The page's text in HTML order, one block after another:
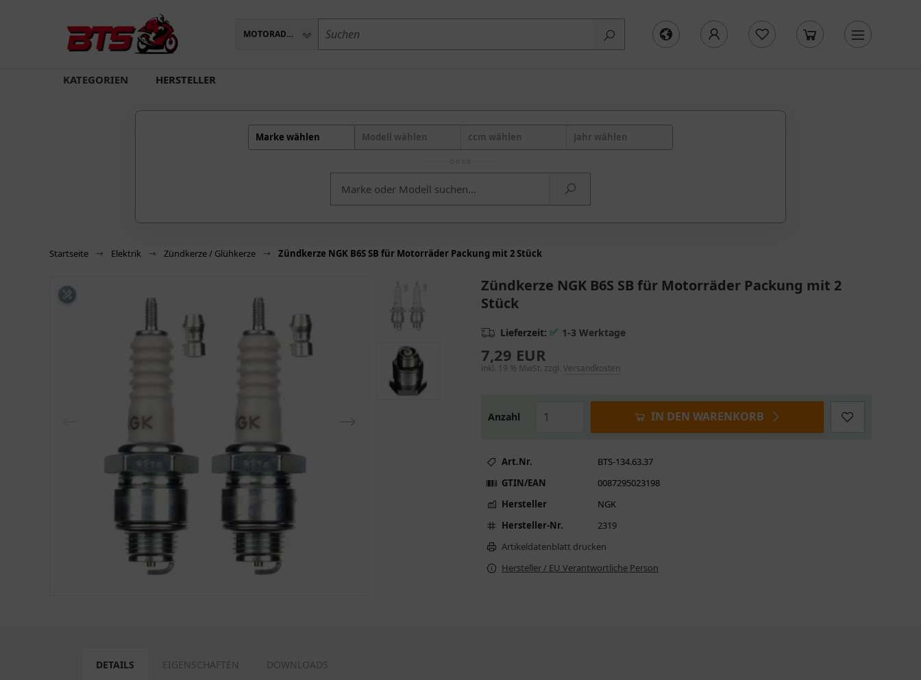
MOTORADTEILE
KATEGORIEN HERSTELLER
Marke wählen Modell wählen ccm wählen Jahr wählen
Startseite Elektrik Zündkerze / Glühkerze Zündkerze NGK B6S SB für Motorräder Packung mit 2 Stück
Zündkerze NGK B6S SB für Motorräder Packung mit 2
Stück
Lieferzeit: ✅ 1-3 Werktage
7,29 EUR
inkl. 19 % MwSt. zzgl. Versandkosten
Anzahl IN DEN WARENKORB
Art.Nr.
BTS-134.63.37
GTIN/EAN
0087295023198
Hersteller
NGK
Hersteller-Nr.
2319
Artikeldatenblatt drucken
Hersteller / EU Verantwortliche Person
DETAILS EIGENSCHAFTEN DOWNLOADS